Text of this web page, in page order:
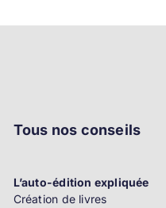
Tous nos conseils
L’auto-édition expliquée
Création de livres